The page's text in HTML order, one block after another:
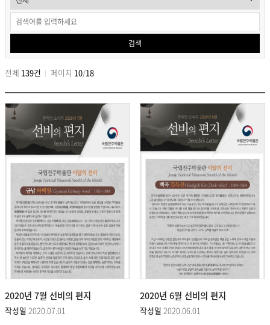
내
박
물
관
소
식
선
색
검색
전체 139건 페이지 10/18
2020년 7월 선비의 편지
작성일 2020.07.01
2020년 6월 선비의 편지
작성일 2020.06.01